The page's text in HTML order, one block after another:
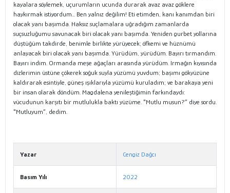
kayalara söylemek, uçurumların ucunda durarak avaz avaz göklere
haykırmak istiyordum... Ben yalnız değilim! Eti etimden, kanı kanımdan biri
olacak yanı başımda. Haksız suçlamalara uğradığım zamanlarda
suçsuzluğumu savunacak biri olacak yanı başımda. Yeniden gurbet yollarına
düştüğüm takdirde, benimle birlikte yürüyecek; öfkemi ve hüznümü
anlayacak biri olacak yanı başımda. Yürüdüm, yürüdüm. Bayırı tırmandım.
Bayırı indim. Ormanda meşe ağaçları arasında yürüdüm. Irmağın kıyısında
dizlerimin üstüne çökerek soğuk suyla yüzümü yuvdum; başımı gökyüzüne
kaldırarak esintiyle, güneş ışıklarıyla yüzümü kuruladım; ve barakaya yeni
bir insan olarak döndüm. Magdalena yenileştiğimin farkındaydı:
vücudunun karşıtı bir mutlulukla baktı yüzüme. "Mutlu musun?” diye sordu.
"Mutluyum”, dedim.
Yazar Cengiz Dağcı
Basım Yılı 2022